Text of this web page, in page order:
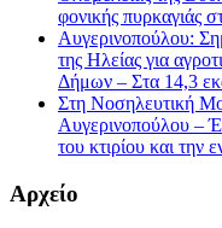
φονικής πυρκαγιάς
Αυγερινοπούλου:
της Ηλείας για
Δήμων – Στα 14,3
Στη Νοσηλευτική
Αυγερινοπούλου –
του κτιρίου και την
Αρχείο